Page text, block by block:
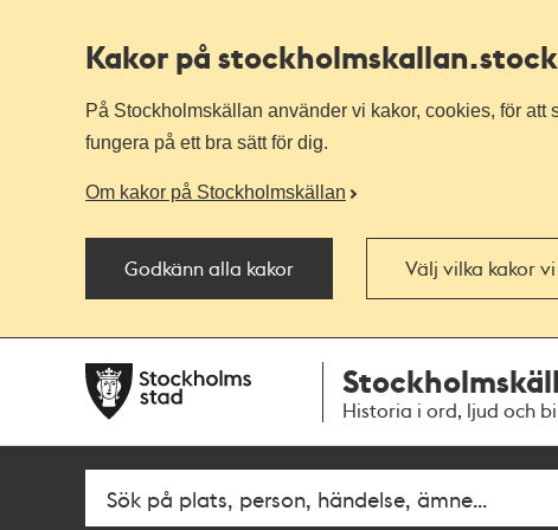
Kakor på stockholmskallan
På Stockholmskällan använder vi kakor, cookies, för
fungera på ett bra sätt för dig.
Om kakor på Stockholmskällan
Godkänn alla kakor Välj vilka kakor
navigationen
huvudinnehållet
Historia i ord, ljud och
Fritextsök